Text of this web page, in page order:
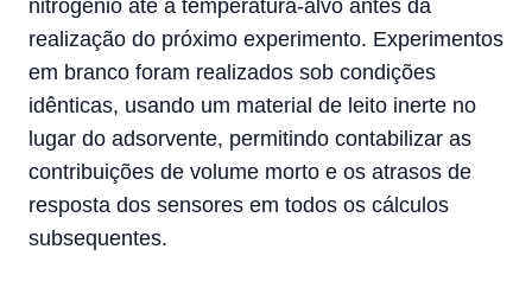
nitrogênio até a temperatura-alvo antes da
realização do próximo experimento. Experimentos
em branco foram realizados sob condições
idênticas, usando um material de leito inerte no
lugar do adsorvente, permitindo contabilizar as
contribuições de volume morto e os atrasos de
resposta dos sensores em todos os cálculos
subsequentes.